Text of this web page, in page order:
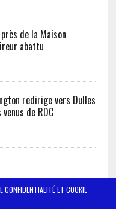
de la Maison
abattu
redirige vers Dulles
de RDC
CONFIDENTIALITÉ ET COOKIE